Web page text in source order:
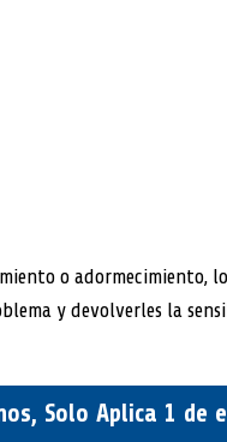
o adormecimiento,
y devolverles la
Solo Aplica 1 de